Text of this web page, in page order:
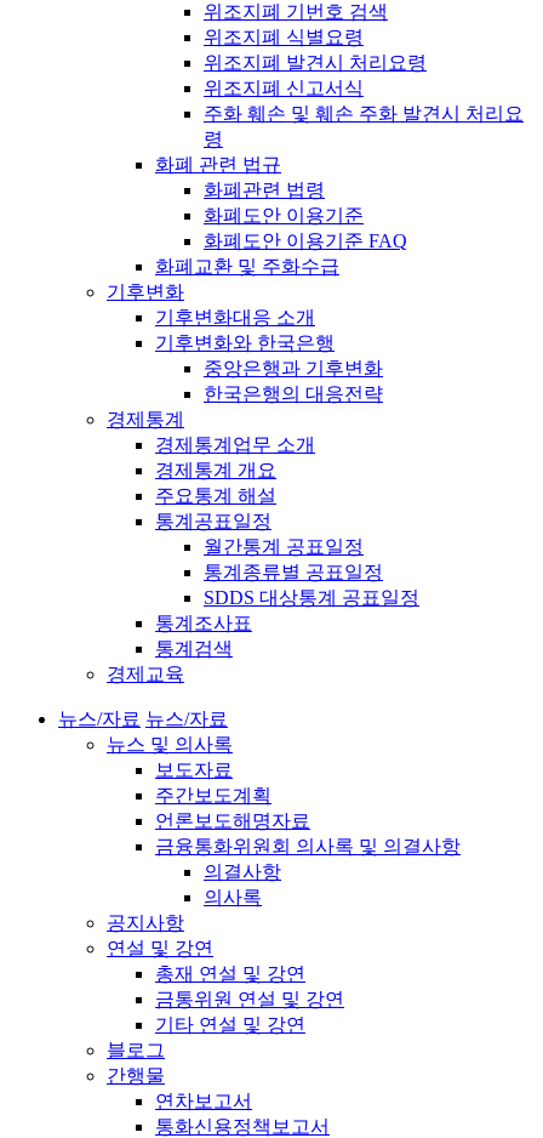
위조지폐 기번호 검색
위조지폐 식별요령
위조지폐 발견시 처리요령
위조지폐 신고서식
주화 훼손 및 훼손 주화 발견시 처리요
령
화폐 관련 법규
화폐관련 법령
화폐도안 이용기준
화폐도안 이용기준 FAQ
화폐교환 및 주화수급
기후변화
기후변화대응 소개
기후변화와 한국은행
중앙은행과 기후변화
한국은행의 대응전략
경제통계
경제통계업무 소개
경제통계 개요
주요통계 해설
통계공표일정
월간통계 공표일정
통계종류별 공표일정
SDDS 대상통계 공표일정
통계조사표
통계검색
경제교육
뉴스/자료 뉴스/자료
뉴스 및 의사록
보도자료
주간보도계획
언론보도해명자료
금융통화위원회 의사록 및 의결사항
의결사항
의사록
공지사항
연설 및 강연
총재 연설 및 강연
금통위원 연설 및 강연
기타 연설 및 강연
블로그
간행물
연차보고서
통화신용정책보고서